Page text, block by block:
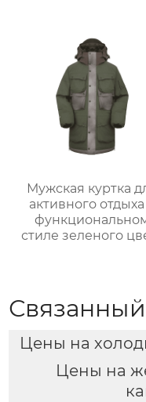
Мужская куртка
активного
стиле зеленого
Связанный
Цены на
Цены на